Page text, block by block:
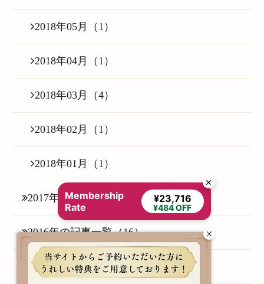
2018年05月（1）
2018年04月（1）
2018年03月（4）
2018年02月（1）
2018年01月（1）
2017年の記事一覧（6）
2016年の記事一覧（16）
2015年の記事一覧（1）
Membership
Rate
¥23,716
¥484 OFF